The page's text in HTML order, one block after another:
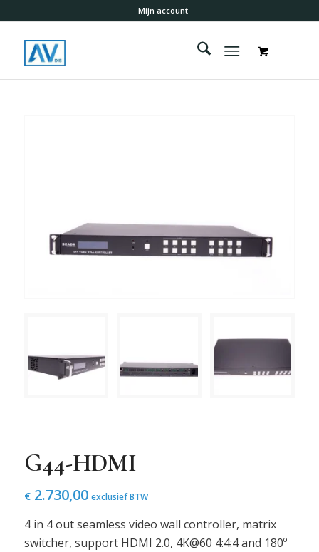
Mijn account
G44-HDMI
€2.730,00 exclusief BTW
4 in 4 out seamless video wall controller, matrix
switcher, support HDMI 2.0, 4K@60 4:4:4 and 180º